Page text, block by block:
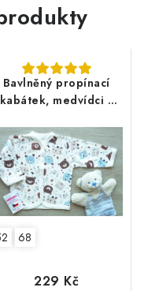
Bavlněný propínací
kabátek, medvídci s
68
229 Kč